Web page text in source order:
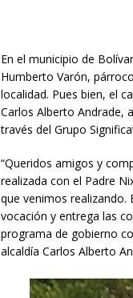
En el municipio de
Humberto Varón,
localidad. Pues bien, el
Carlos Alberto Andrade,
través del Grupo
“Queridos amigos y
realizada con el Padre
que venimos realizando.
vocación y entrega las
programa de gobierno
alcaldía Carlos Alberto